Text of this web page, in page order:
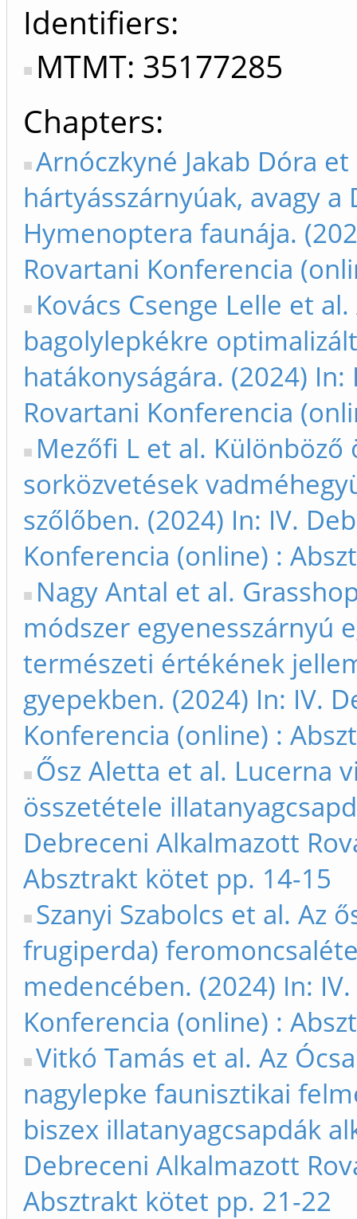
Identifiers
MTMT: 35177285
Chapters
Arnóczkyné Jakab Dóra
hártyásszárnyúak, avagy
Hymenoptera faunája.
Rovartani Konferencia
Kovács Csenge Lelle et
bagolylepkékre
hatákonyságára. (2024)
Rovartani Konferencia
Mezőfi L et al.
sorközvetések
szőlőben. (2024) In: IV.
Konferencia (online) :
Nagy Antal et al.
módszer egyenesszárnyú
természeti értékének
gyepekben. (2024) In: IV.
Konferencia (online) :
Ősz Aletta et al. Lucerna
összetétele
Debreceni Alkalmazott
Absztrakt kötet pp. 14-15
Szanyi Szabolcs et al. Az
frugiperda)
medencében. (2024) In:
Konferencia (online) :
Vitkó Tamás et al. Az
nagylepke faunisztikai
biszex illatanyagcsapdák
Debreceni Alkalmazott
Absztrakt kötet pp. 21-22